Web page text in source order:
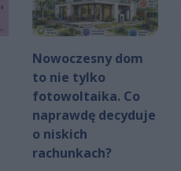
Nowoczesny dom
to nie tylko
fotowoltaika. Co
naprawdę decyduje
o niskich
rachunkach?